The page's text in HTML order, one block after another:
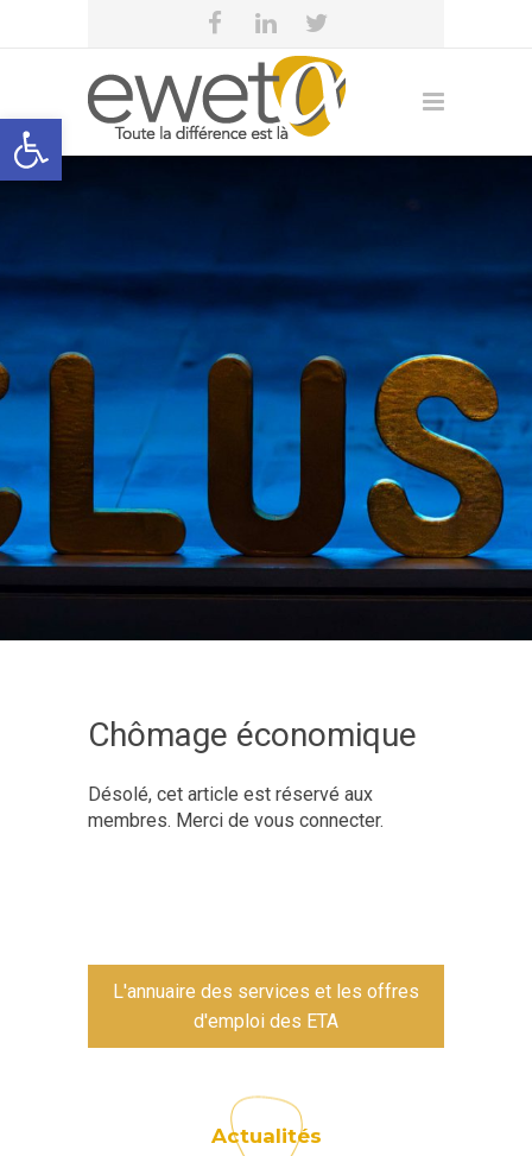
Open toolbar
eweta
Chômage économique
Désolé, cet article est réservé aux
membres. Merci de vous connecter.
L'annuaire des services et les offres
d'emploi des ETA
Actualités